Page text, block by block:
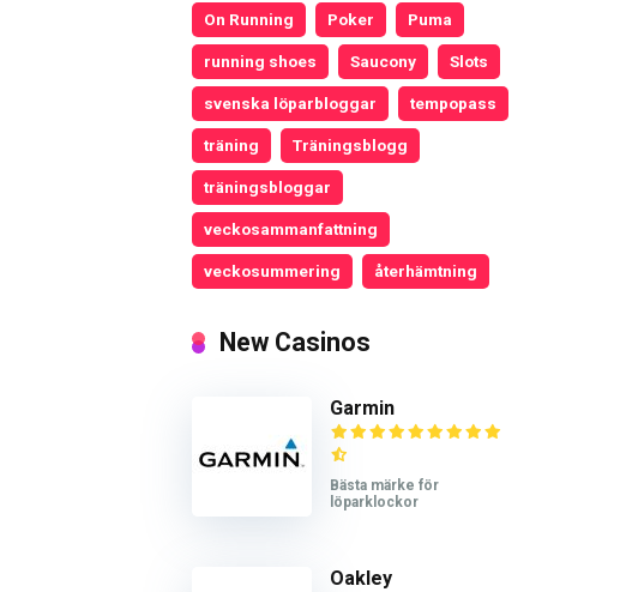
On Running Poker Puma
running shoes Saucony Slots
svenska löparbloggar tempopass
träning Träningsblogg
träningsbloggar
veckosammanfattning
veckosummering återhämtning
New Casinos
Garmin
Bästa märke för
löparklockor
Oakley